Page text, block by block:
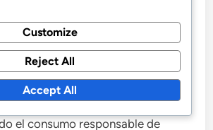
comportamiento de la multitud de
reciente en Nueva York, los
proporcionaron conductores
y opciones de transporte,
el consumo responsable de
Customize
Reject All
Accept All